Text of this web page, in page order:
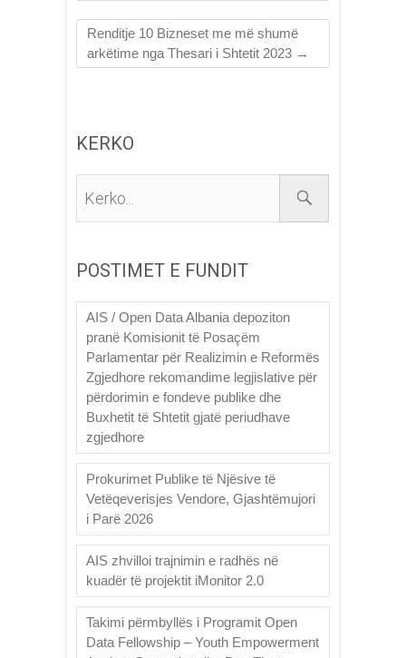
Renditje 10 Bizneset me më shumë
arkëtime nga Thesari i Shtetit 2023 →
KERKO
POSTIMET E FUNDIT
AIS / Open Data Albania depoziton
pranë Komisionit të Posaçëm
Parlamentar për Realizimin e Reformës
Zgjedhore rekomandime legjislative për
përdorimin e fondeve publike dhe
Buxhetit të Shtetit gjatë periudhave
zgjedhore
Prokurimet Publike të Njësive të
Vetëqeverisjes Vendore, Gjashtëmujori
i Parë 2026
AIS zhvilloi trajnimin e radhës në
kuadër të projektit iMonitor 2.0
Takimi përmbyllës i Programit Open
Data Fellowship – Youth Empowerment